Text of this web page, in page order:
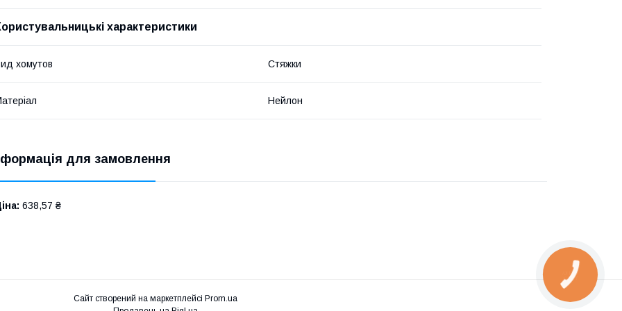
характеристики
хомутов Стяжки
Нейлон
для замовлення
638,57 ₴
Сайт створений на маркетплейсі Prom.ua
КНОПКА
ЗВ'ЯЗКУ